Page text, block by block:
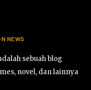
NEWS
sebuah blog
novel, dan lainnya